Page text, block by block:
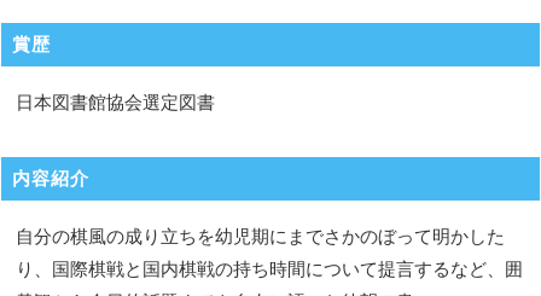
賞歴
日本図書館協会選定図書
内容紹介
自分の棋風の成り立ちを幼児期にまでさかのぼって明かした
り、国際棋戦と国内棋戦の持ち時間について提言するなど、囲